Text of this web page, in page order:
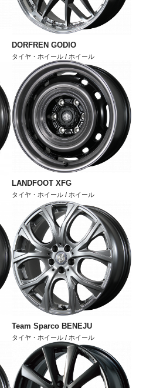
DORFREN GODIO
タイヤ・ホイール / ホイール
LANDFOOT XFG
タイヤ・ホイール / ホイール
Team Sparco BENEJU
タイヤ・ホイール / ホイール